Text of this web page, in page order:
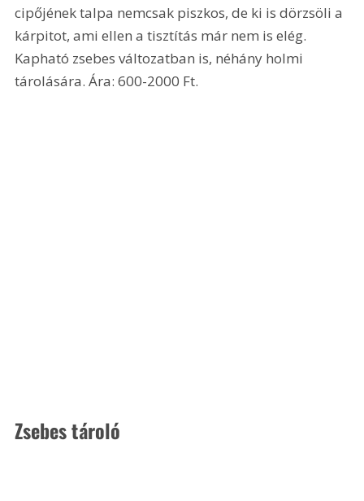
cipőjének talpa nemcsak piszkos, de ki is dörzsöli a
kárpitot, ami ellen a tisztítás már nem is elég.
Kapható zsebes változatban is, néhány holmi
tárolására. Ára: 600-2000 Ft.
Zsebes tároló